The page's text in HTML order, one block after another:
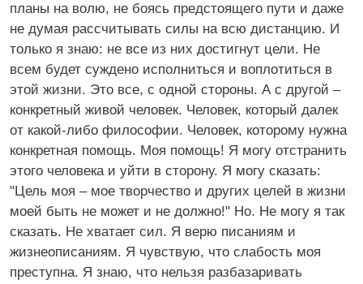
планы на волю, не боясь предстоящего пути и даже
не думая рассчитывать силы на всю дистанцию. И
только я знаю: не все из них достигнут цели. Не
всем будет суждено исполниться и воплотиться в
этой жизни. Это все, с одной стороны. А с другой –
конкретный живой человек. Человек, который далек
от какой-либо философии. Человек, которому нужна
конкретная помощь. Моя помощь! Я могу отстранить
этого человека и уйти в сторону. Я могу сказать:
"Цель моя – мое творчество и других целей в жизни
моей быть не может и не должно!" Но. Не могу я так
сказать. Не хватает сил. Я верю писаниям и
жизнеописаниям. Я чувствую, что слабость моя
преступна. Я знаю, что нельзя разбазаривать